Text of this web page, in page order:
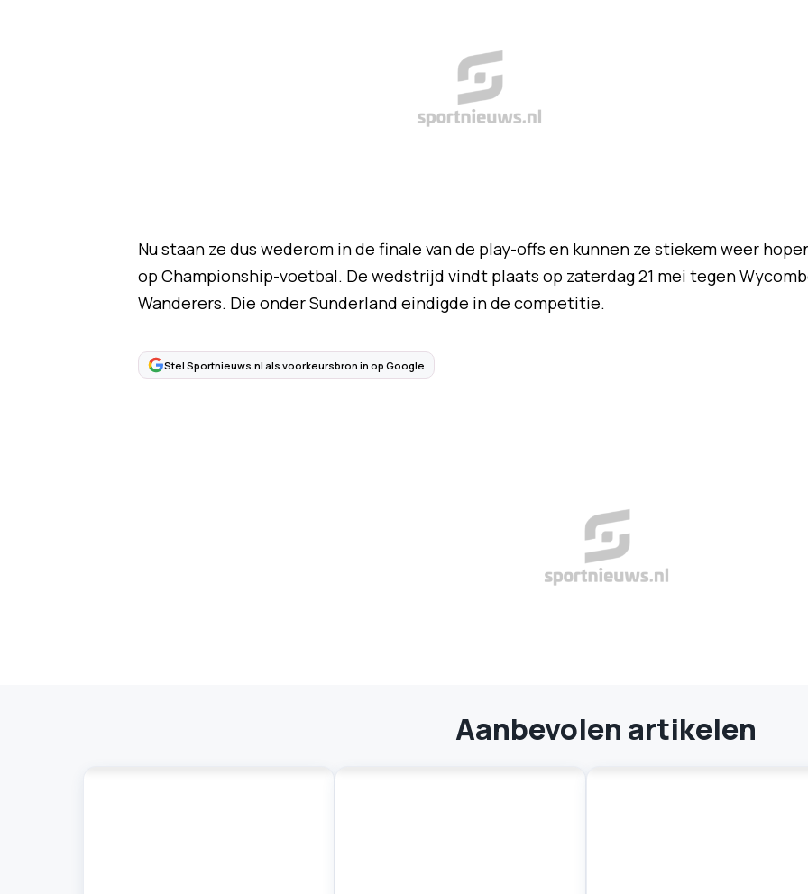
Nu staan ze dus wederom in de finale van de play-offs en kunnen ze stiekem weer
op Championship-voetbal. De wedstrijd vindt plaats op zaterdag 21 mei tegen
Wanderers. Die onder Sunderland eindigde in de competitie.
Stel Sportnieuws.nl als voorkeursbron in op Google
Aanbevolen artikelen